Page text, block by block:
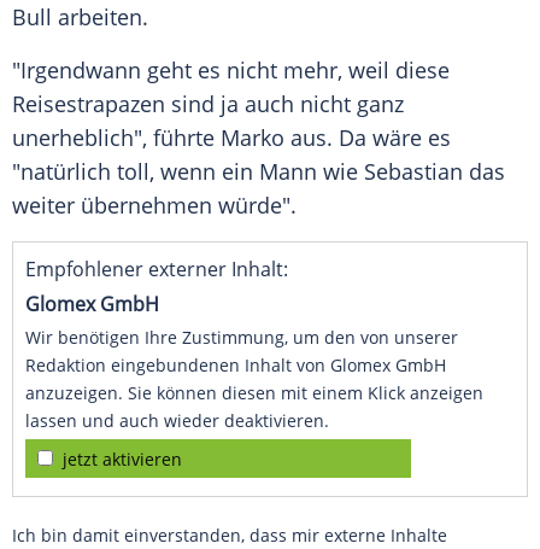
Bull arbeiten.
"Irgendwann geht es nicht mehr, weil diese
Reisestrapazen sind ja auch nicht ganz
unerheblich", führte Marko aus. Da wäre es
"natürlich toll, wenn ein Mann wie Sebastian das
weiter übernehmen würde".
Empfohlener externer Inhalt:
Glomex GmbH
Wir benötigen Ihre Zustimmung, um den von unserer
Redaktion eingebundenen Inhalt von Glomex GmbH
anzuzeigen. Sie können diesen mit einem Klick anzeigen
lassen und auch wieder deaktivieren.
jetzt aktivieren
Ich bin damit einverstanden, dass mir externe Inhalte